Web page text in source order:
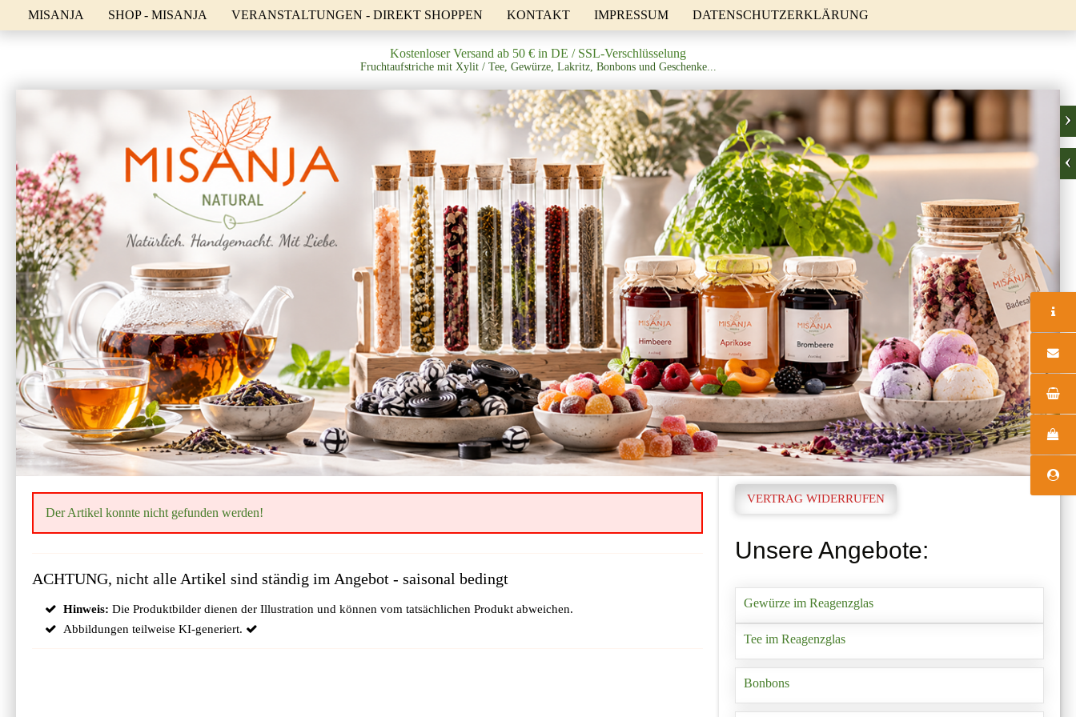
MISANJA SHOP - MISANJA VERANSTALTUNGEN - DIREKT SHOPPEN KONTAKT IMPRESSUM DATENSCHUTZERKLÄRUNG
Kostenloser Versand ab 50 € in DE / SSL-Verschlüsselung
Fruchtaufstriche mit Xylit / Tee, Gewürze, Lakritz, Bonbons und Geschenke...
Der Artikel konnte nicht gefunden werden!
ACHTUNG, nicht alle Artikel sind ständig im Angebot - saisonal bedingt
Hinweis: Die Produktbilder dienen der Illustration und können vom tatsächlichen Produkt abweichen.
Abbildungen teilweise KI-generiert.
VERTRAG WIDERRUFEN
Unsere Angebote:
Gewürze im Reagenzglas
Tee im Reagenzglas
Bonbons